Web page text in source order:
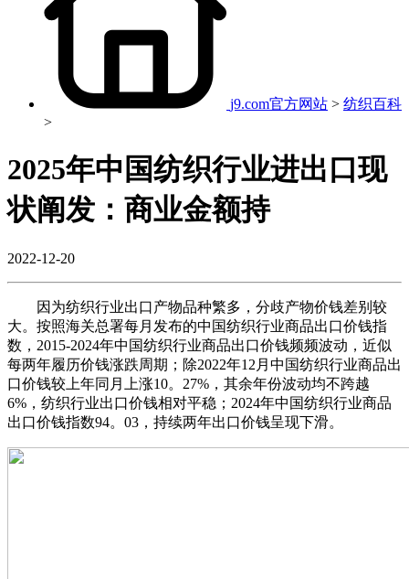
j9.com官方网站 > 纺织百科
>
2025年中国纺织行业进出口现
状阐发：商业金额持
2022-12-20
因为纺织行业出口产物品种繁多，分歧产物价钱差别较
大。按照海关总署每月发布的中国纺织行业商品出口价钱指
数，2015-2024年中国纺织行业商品出口价钱频频波动，近似
每两年履历价钱涨跌周期；除2022年12月中国纺织行业商品出
口价钱较上年同月上涨10。27%，其余年份波动均不跨越
6%，纺织行业出口价钱相对平稳；2024年中国纺织行业商品
出口价钱指数94。03，持续两年出口价钱呈现下滑。